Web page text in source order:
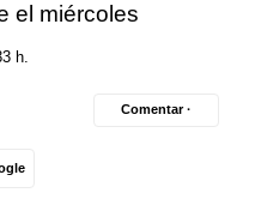
el miércoles
h.
Comentar ·